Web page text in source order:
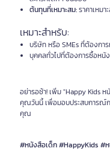
ต้นทุนที่เหมาะสม:ราคาเหม
เหมาะสำหรับ:
บริษัท หรือ SMEs ที่ต้องกา
บุคคลทั่วไปที่ต้องการซื้อหนั
อย่ารอช้า! เพิ่ม "Happy Kids
คุณวันนี้ เพื่อมอบประสบการณ์ก
คุณ
#หนังสือเด็ก #HappyKids #